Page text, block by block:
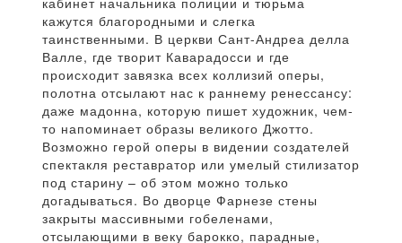
кажутся благородными и слегка
таинственными. В церкви Сант-Андреа делла
Валле, где творит Каварадосси и где
происходит завязка всех коллизий оперы,
полотна отсылают нас к раннему ренессансу:
даже мадонна, которую пишет художник, чем-
то напоминает образы великого Джотто.
Возможно герой оперы в видении создателей
спектакля реставратор или умелый стилизатор
под старину – об этом можно только
догадываться. Во дворце Фарнезе стены
закрыты массивными гобеленами,
отсылающими в веку барокко, парадные,